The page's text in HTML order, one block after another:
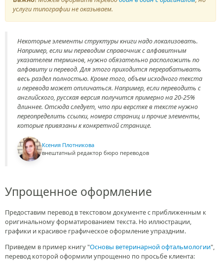
услуги типографии не оказываем.
Некоторые элементы структуры книги надо локализовать.
Например, если мы переводим справочник с алфавитным
указателем терминов, нужно обязательно расположить по
алфавиту и перевод. Для этого приходится перерабатывать
весь раздел полностью. Кроме того, объем исходного текста
и перевода может отличаться. Например, если переводить с
английского, русская версия получится примерно на 20-25%
длиннее. Отсюда следует, что при верстке в тексте нужно
переопределить ссылки, номера страниц и прочие элементы,
которые привязаны к конкретной странице.
Ксения Плотникова
внештатный редактор бюро переводов
Упрощенное оформление
Предоставим перевод в текстовом документе с приближенным к
оригинальному форматированием текста. Но иллюстрации,
графики и красивое графическое оформление упраздним.
Приведем в пример книгу "Основы ветеринарной офтальмологии",
перевод которой оформили упрощенно по просьбе клиента: